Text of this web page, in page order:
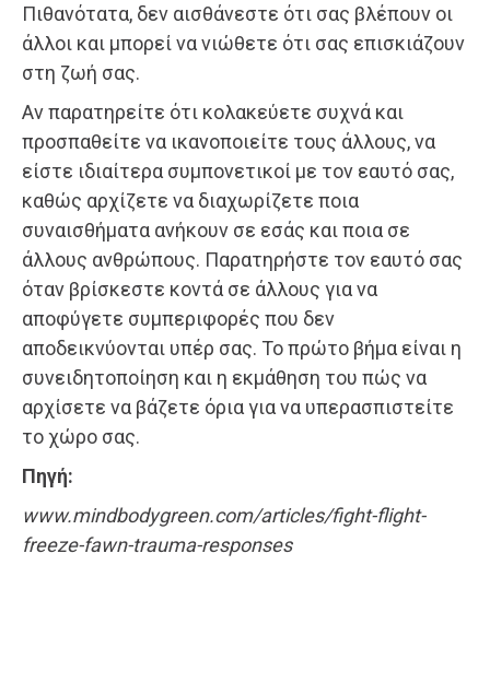
Πιθανότατα, δεν αισθάνεστε ότι σας βλέπουν οι
άλλοι και μπορεί να νιώθετε ότι σας επισκιάζουν
στη ζωή σας.
Αν παρατηρείτε ότι κολακεύετε συχνά και
προσπαθείτε να ικανοποιείτε τους άλλους, να
είστε ιδιαίτερα συμπονετικοί με τον εαυτό σας,
καθώς αρχίζετε να διαχωρίζετε ποια
συναισθήματα ανήκουν σε εσάς και ποια σε
άλλους ανθρώπους. Παρατηρήστε τον εαυτό σας
όταν βρίσκεστε κοντά σε άλλους για να
αποφύγετε συμπεριφορές που δεν
αποδεικνύονται υπέρ σας. Το πρώτο βήμα είναι η
συνειδητοποίηση και η εκμάθηση του πώς να
αρχίσετε να βάζετε όρια για να υπερασπιστείτε
το χώρο σας.
Πηγή:
www.mindbodygreen.com/articles/fight-flight-
freeze-fawn-trauma-responses